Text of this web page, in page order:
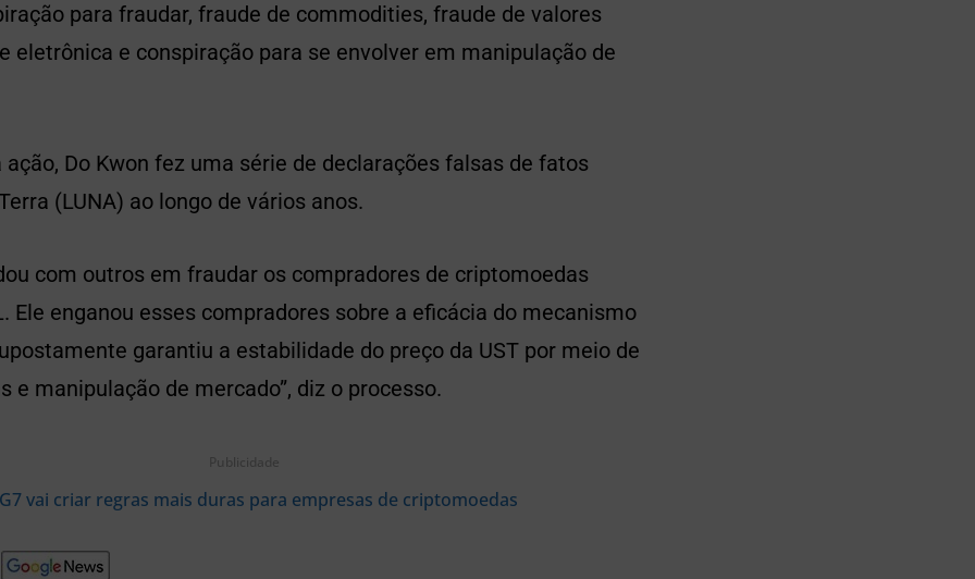
para fraudar, fraude de commodities, fraude de valores
eletrônica e conspiração para se envolver em manipulação de
Do Kwon fez uma série de declarações falsas de fatos
(LUNA) ao longo de vários anos.
com outros em fraudar os compradores de criptomoedas
Ele enganou esses compradores sobre a eficácia do mecanismo
garantiu a estabilidade do preço da UST por meio de
e manipulação de mercado”, diz o processo.
Publicidade
G7 vai criar regras mais duras para empresas de criptomoedas